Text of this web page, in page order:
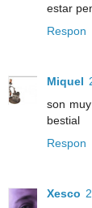
estar
Respon
Miquel
son
bestial
Respon
Xesco